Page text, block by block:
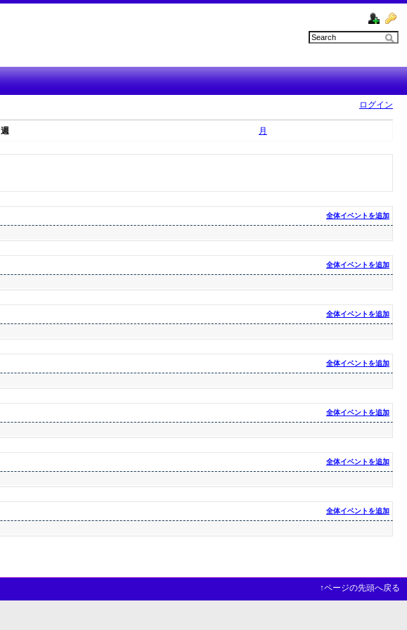
ログイン
週 月
全体イベントを追加
全体イベントを追加
全体イベントを追加
全体イベントを追加
全体イベントを追加
全体イベントを追加
全体イベントを追加
↑ページの先頭へ戻る